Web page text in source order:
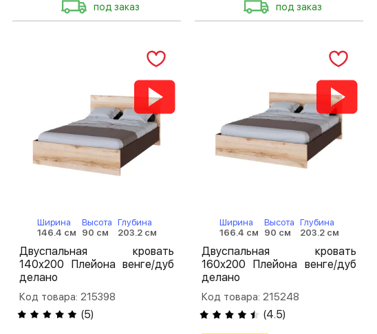
под заказ под заказ
Ширина
146.4 см
Высота
90 см
Глубина
203.2 см
Двуспальная кровать
140х200 Плейона венге/дуб
делано
Код товара: 215398
(5)
Ширина
166.4 см
Высота
90 см
Глубина
203.2 см
Двуспальная кровать
160х200 Плейона венге/дуб
делано
Код товара: 215248
(4.5)